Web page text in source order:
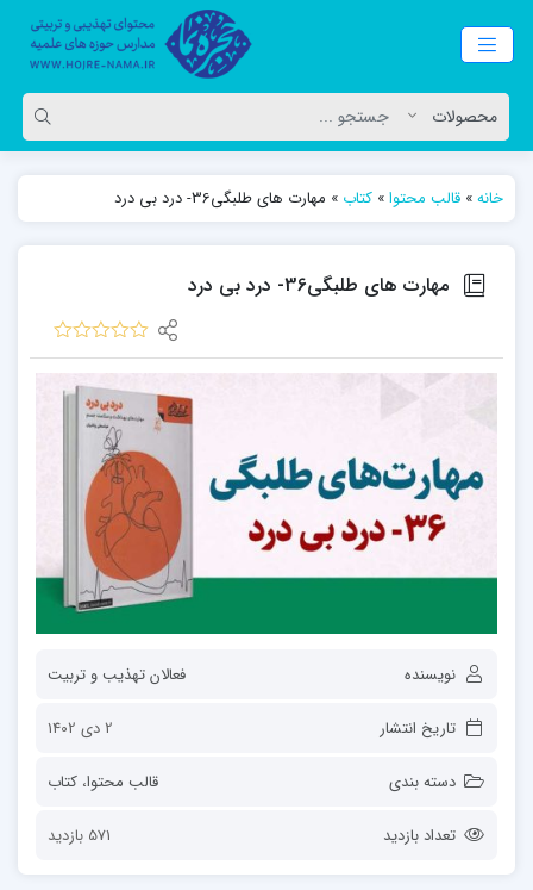
خانه» قالب محتوا» کتاب » مهارت های طلبگی36- درد بی درد
مهارت های طلبگی36- درد بی درد
نویسنده فعالان تهذیب و تربیت
تاریخ انتشار 2 دی 1402
دسته بندی قالب محتوا، کتاب
تعداد بازدید 571 بازدید